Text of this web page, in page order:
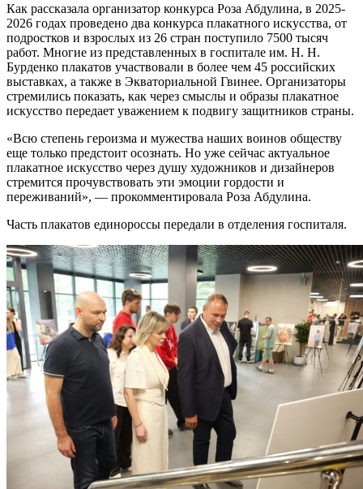
Как рассказала организатор конкурса Роза Абдулина, в 2025-
2026 годах проведено два конкурса плакатного искусства, от
подростков и взрослых из 26 стран поступило 7500 тысяч
работ. Многие из представленных в госпитале им. Н. Н.
Бурденко плакатов участвовали в более чем 45 российских
выставках, а также в Экваториальной Гвинее. Организаторы
стремились показать, как через смыслы и образы плакатное
искусство передает уважением к подвигу защитников страны.
«Всю степень героизма и мужества наших воинов обществу
еще только предстоит осознать. Но уже сейчас актуальное
плакатное искусство через душу художников и дизайнеров
стремится прочувствовать эти эмоции гордости и
переживаний», — прокомментировала Роза Абдулина.
Часть плакатов единороссы передали в отделения госпиталя.